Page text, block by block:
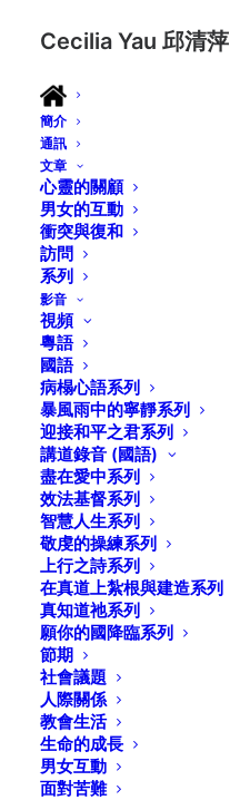
Cecilia Yau 邱清萍
簡介
通訊
文章
心靈的關顧
男女的互動
衝突與復和
訪問
系列
影音
視頻
粵語
國語
病榻心語系列
暴風雨中的寧靜系列
迎接和平之君系列
講道錄音 (國語)
盡在愛中系列
效法基督系列
智慧人生系列
敬虔的操練系列
上行之詩系列
在真道上紮根與建造系列
真知道祂系列
願你的國降臨系列
節期
社會議題
人際關係
教會生活
生命的成長
男女互動
面對苦難